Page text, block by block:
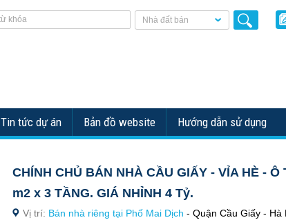
Nhà đất bán
Tin tức dự án Bản đồ website Hướng dẫn sử dụng
CHÍNH CHỦ BÁN NHÀ CẦU GIẤY - VỈA HÈ -
m2 x 3 TẦNG. GIÁ NHỈNH 4 Tỷ.
Vị trí: Bán nhà riêng tại Phố Mai Dịch - Quận Cầu Giấy - Hà